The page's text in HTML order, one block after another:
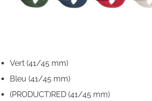
Vert (41/45 mm)
Bleu (41/45 mm)
(PRODUCT)RED (41/45 mm)